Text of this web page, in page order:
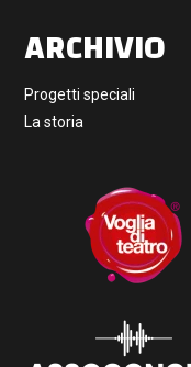
ARCHIVIO
Progetti speciali
La storia